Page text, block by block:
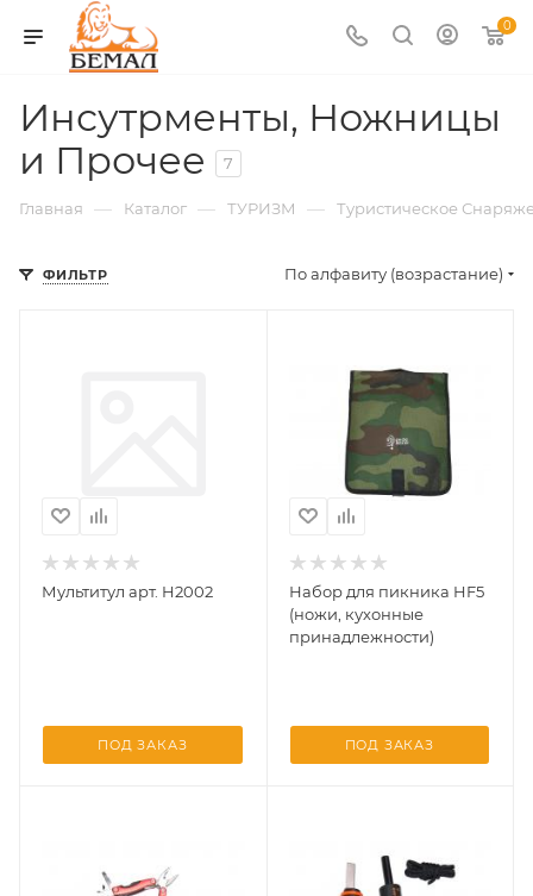
0
Инсутрменты, Ножницы
и Прочее
7
Главная — Каталог — ТУРИЗМ — Туристическое
ФИЛЬТР По алфавиту (возрастание)
Мультитул арт. H2002
ПОД ЗАКАЗ
Набор для пикника HF5
(ножи, кухонные
принадлежности)
ПОД ЗАКАЗ